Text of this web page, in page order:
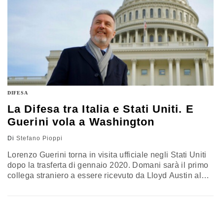
DIFESA
La Difesa tra Italia e Stati Uniti. E
Guerini vola a Washington
Di Stefano Pioppi
Lorenzo Guerini torna in visita ufficiale negli Stati Uniti
dopo la trasferta di gennaio 2020. Domani sarà il primo
collega straniero a essere ricevuto da Lloyd Austin al